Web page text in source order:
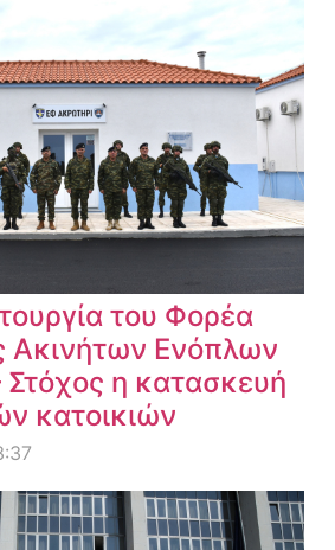
του Φορέα
Ακινήτων Ενόπλων
η κατασκευή
κατοικιών